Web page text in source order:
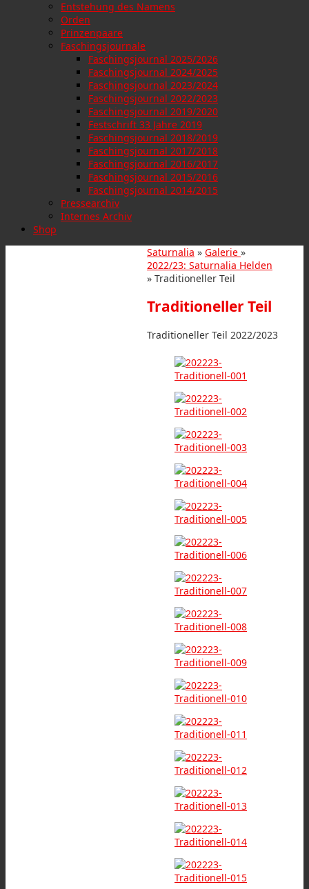
Entstehung des Namens
Orden
Prinzenpaare
Faschingsjournale
Faschingsjournal 2025/2026
Faschingsjournal 2024/2025
Faschingsjournal 2023/2024
Faschingsjournal 2022/2023
Faschingsjournal 2019/2020
Festschrift 33 Jahre 2019
Faschingsjournal 2018/2019
Faschingsjournal 2017/2018
Faschingsjournal 2016/2017
Faschingsjournal 2015/2016
Faschingsjournal 2014/2015
Pressearchiv
Internes Archiv
Shop
Saturnalia » Galerie »
2022/23: Saturnalia Helden
» Traditioneller Teil
Traditioneller Teil
Traditioneller Teil 2022/2023